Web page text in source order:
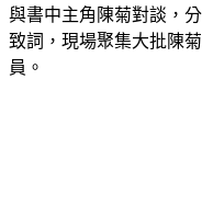
與書中主角陳菊對談，
致詞，現場聚集大批陳
員。